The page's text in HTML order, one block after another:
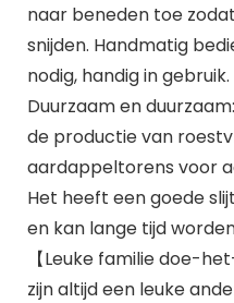
naar beneden toe
snijden. Handmatig
nodig, handig in gebruik.
Duurzaam en
de productie van
aardappeltorens voor
Het heeft een goede
en kan lange tijd
【Leuke familie doe-
zijn altijd een leuke